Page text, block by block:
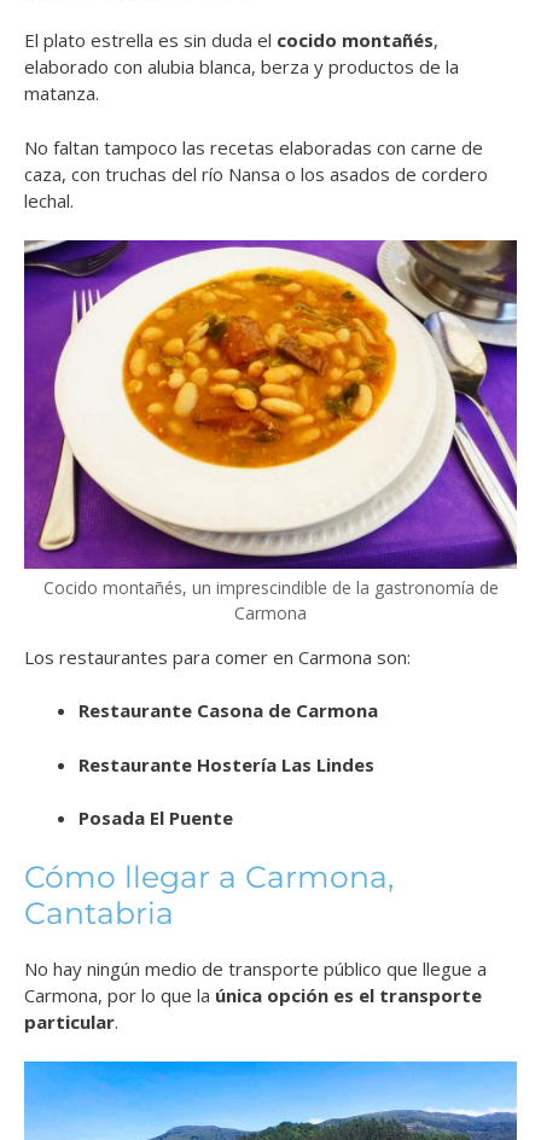
El plato estrella es sin duda el cocido montañés,
elaborado con alubia blanca, berza y productos de la
matanza.
No faltan tampoco las recetas elaboradas con carne de
caza, con truchas del río Nansa o los asados de cordero
lechal.
Cocido montañés, un imprescindible de la gastronomía de
Carmona
Los restaurantes para comer en Carmona son:
Restaurante Casona de Carmona
Restaurante Hostería Las Lindes
Posada El Puente
Cómo llegar a Carmona,
Cantabria
No hay ningún medio de transporte público que llegue a
Carmona, por lo que la única opción es el transporte
particular.